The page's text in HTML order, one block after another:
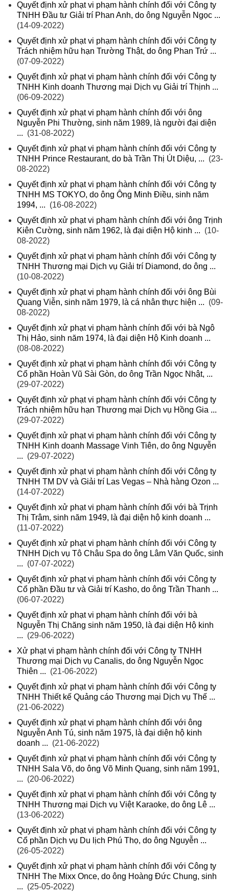
Quyết định xử phạt vi phạm hành chính đối với Công ty
TNHH Đầu tư Giải trí Phan Anh, do ông Nguyễn Ngọc ...
(14-09-2022)
Quyết định xử phạt vi phạm hành chính đối với Công ty
Trách nhiệm hữu hạn Trường Thật, do ông Phan Trứ ...
(07-09-2022)
Quyết định xử phạt vi phạm hành chính đối với Công ty
TNHH Kinh doanh Thương mại Dịch vụ Giải trí Thịnh ...
(06-09-2022)
Quyết định xử phạt vi phạm hành chính đối với ông
Nguyễn Phi Thường, sinh năm 1989, là người đại diện
... (31-08-2022)
Quyết định xử phạt vi phạm hành chính đối với Công ty
TNHH Prince Restaurant, do bà Trần Thị Út Diệu, ... (23-
08-2022)
Quyết định xử phạt vi phạm hành chính đối với Công ty
TNHH MS TOKYO, do ông Ông Minh Điều, sinh năm
1994, ... (16-08-2022)
Quyết định xử phạt vi phạm hành chính đối với ông Trịnh
Kiên Cường, sinh năm 1962, là đại diện Hộ kinh ... (10-
08-2022)
Quyết định xử phạt vi phạm hành chính đối với Công ty
TNHH Thương mại Dịch vụ Giải trí Diamond, do ông ...
(10-08-2022)
Quyết định xử phạt vi phạm hành chính đối với ông Bùi
Quang Viễn, sinh năm 1979, là cá nhân thực hiện ... (09-
08-2022)
Quyết định xử phạt vi phạm hành chính đối với bà Ngô
Thị Hảo, sinh năm 1974, là đại diện Hộ Kinh doanh ...
(08-08-2022)
Quyết định xử phạt vi phạm hành chính đối với Công ty
Cổ phần Hoàn Vũ Sài Gòn, do ông Trần Ngọc Nhật, ...
(29-07-2022)
Quyết định xử phạt vi phạm hành chính đối với Công ty
Trách nhiệm hữu hạn Thương mại Dịch vụ Hồng Gia ...
(29-07-2022)
Quyết định xử phạt vi phạm hành chính đối với Công ty
TNHH Kinh doanh Massage Vinh Tiên, do ông Nguyễn
... (29-07-2022)
Quyết định xử phạt vi phạm hành chính đối với Công ty
TNHH TM DV và Giải trí Las Vegas – Nhà hàng Ozon ...
(14-07-2022)
Quyết định xử phạt vi phạm hành chính đối với bà Trịnh
Thị Trâm, sinh năm 1949, là đại diện hộ kinh doanh ...
(11-07-2022)
Quyết định xử phạt vi phạm hành chính đối với Công ty
TNHH Dịch vụ Tô Châu Spa do ông Lâm Văn Quốc, sinh
... (07-07-2022)
Quyết định xử phạt vi phạm hành chính đối với Công ty
Cổ phần Đầu tư và Giải trí Kasho, do ông Trần Thanh ...
(06-07-2022)
Quyết định xử phạt vi phạm hành chính đối với bà
Nguyễn Thị Chăng sinh năm 1950, là đại diện Hộ kinh
... (29-06-2022)
Xử phạt vi phạm hành chính đối với Công ty TNHH
Thương mại Dịch vụ Canalis, do ông Nguyễn Ngọc
Thiên ... (21-06-2022)
Quyết định xử phạt vi phạm hành chính đối với Công ty
TNHH Thiết kế Quảng cáo Thương mại Dịch vụ Thế ...
(21-06-2022)
Quyết định xử phạt vi phạm hành chính đối với ông
Nguyễn Anh Tú, sinh năm 1975, là đại diện hộ kinh
doanh ... (21-06-2022)
Quyết định xử phạt vi phạm hành chính đối với Công ty
TNHH Sala Võ, do ông Võ Minh Quang, sinh năm 1991,
... (20-06-2022)
Quyết định xử phạt vi phạm hành chính đối với Công ty
TNHH Thương mại Dịch vụ Việt Karaoke, do ông Lê ...
(13-06-2022)
Quyết định xử phạt vi phạm hành chính đối với Công ty
Cổ phần Dịch vụ Du lịch Phú Thọ, do ông Nguyễn ...
(26-05-2022)
Quyết định xử phạt vi phạm hành chính đối với Công ty
TNHH The Mixx Once, do ông Hoàng Đức Chung, sinh
... (25-05-2022)